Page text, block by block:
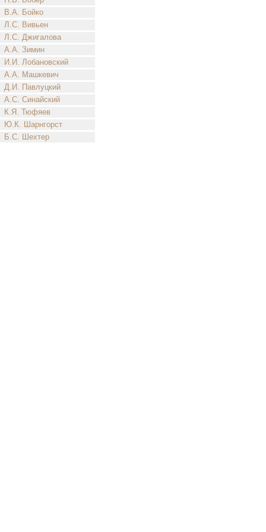
В.А. Бойко
Л.С. Вивьен
Л.С. Джигалова
А.А. Зимин
И.И. Лобановский
А.А. Машкевич
Д.И. Павлуцкий
А.С. Синайский
К.Я. Тюфяев
Ю.К. Шарнгорст
Б.С. Шехтер